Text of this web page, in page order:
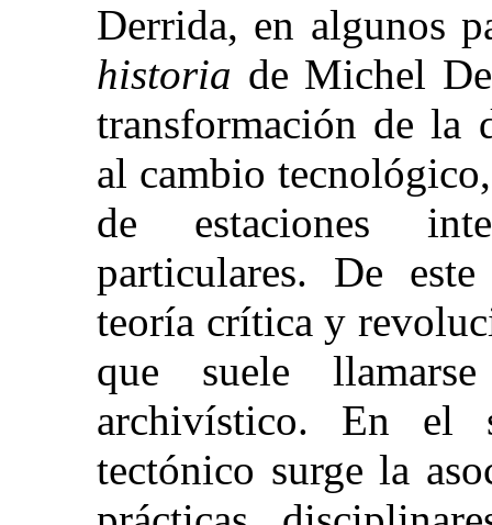
Derrida, en algunos
historia de Michel
transformación de la
al cambio
de estaciones
particulares. De
teoría crítica y
que suele
archivístico. En el
tectónico surge la